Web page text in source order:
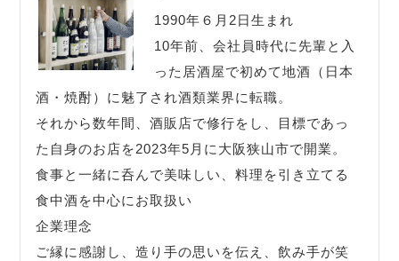
1990年６月2日生まれ
10年前、会社員時代に先輩と入
った居酒屋で初めて地酒（日本
酒・焼酎）に魅了され酒類業界に転職。
それから数年間、酒販店で修行をし、目標であっ
た自身のお店を2023年5月に大阪狭山市で開業。
食事と一緒に呑んで美味しい、料理を引き立てる
食中酒を中心にお取扱い
企業理念
ご縁に感謝し、造り手の思いを伝え、飲み手が笑